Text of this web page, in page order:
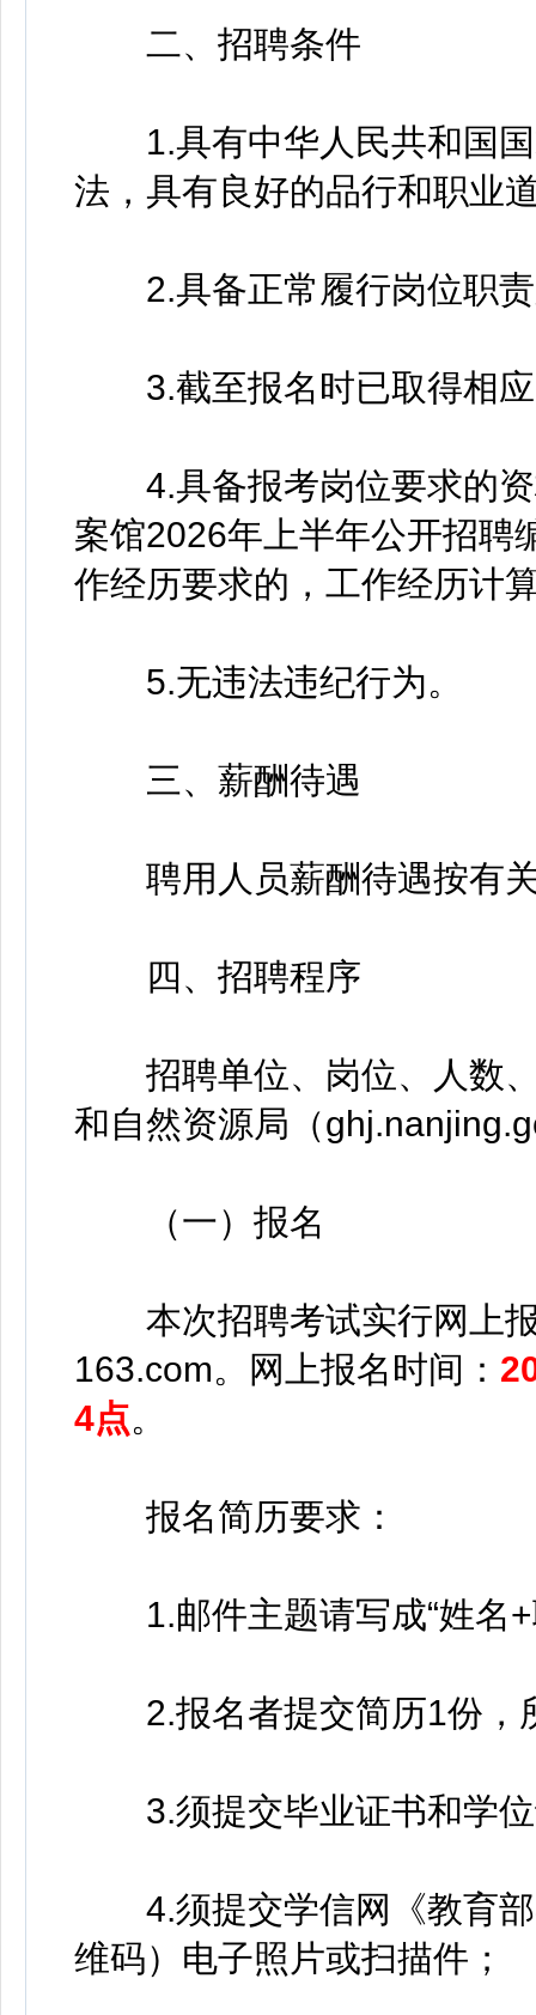
二、招聘条件
1.具有中华人民共和国国
法，具有良好的品行和职业
2.具备正常履行岗位职责
3.截至报名时已取得相应
4.具备报考岗位要求的资
案馆2026年上半年公开招聘
作经历要求的，工作经历计
5.无违法违纪行为。
三、薪酬待遇
聘用人员薪酬待遇按有
四、招聘程序
招聘单位、岗位、人数、
和自然资源局（
（一）报名
本次招聘考试实行网上报
163.com。网上报名时间：
4点。
报名简历要求：
1.邮件主题请写成“姓名+
2.报名者提交简历1份，
3.须提交毕业证书和学位
4.须提交学信网《教育部
维码）电子照片或扫描件；